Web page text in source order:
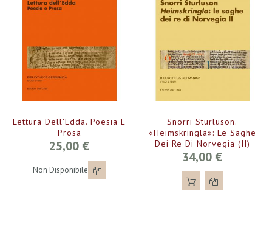
Lettura Dell'Edda. Poesia E
Prosa
25,00 €
Non Disponibile
Snorri Sturluson.
«Heimskringla»: Le Saghe
Dei Re Di Norvegia (II)
34,00 €